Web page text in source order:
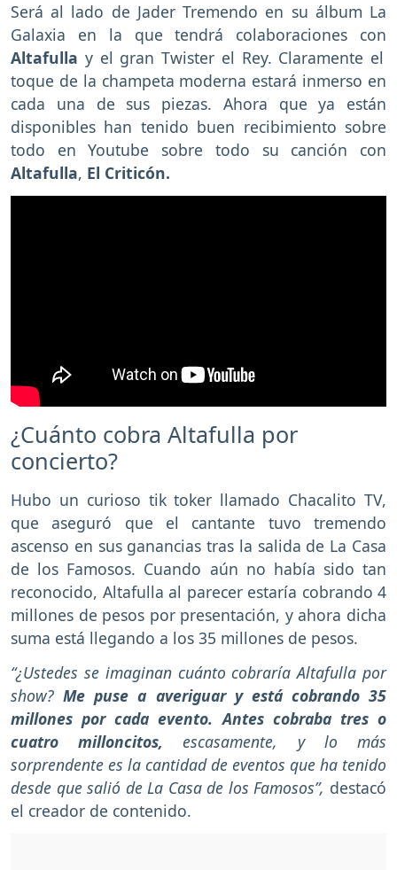
Será al lado de Jader Tremendo en su álbum La
Galaxia en la que tendrá colaboraciones con
Altafulla y el gran Twister el Rey. Claramente el
toque de la champeta moderna estará inmerso en
cada una de sus piezas. Ahora que ya están
disponibles han tenido buen recibimiento sobre
todo en Youtube sobre todo su canción con
Altafulla, El Criticón.
¿Cuánto cobra Altafulla por
concierto?
Hubo un curioso tik toker llamado Chacalito TV,
que aseguró que el cantante tuvo tremendo
ascenso en sus ganancias tras la salida de La Casa
de los Famosos. Cuando aún no había sido tan
reconocido, Altafulla al parecer estaría cobrando 4
millones de pesos por presentación, y ahora dicha
suma está llegando a los 35 millones de pesos.
“¿Ustedes se imaginan cuánto cobraría Altafulla por
show?Me puse a averiguar y está cobrando 35
millones por cada evento. Antes cobraba tres o
cuatro milloncitos,escasamente, y lo más
sorprendente es la cantidad de eventos que ha tenido
desde que salió de La Casa de los Famosos”, destacó
el creador de contenido.